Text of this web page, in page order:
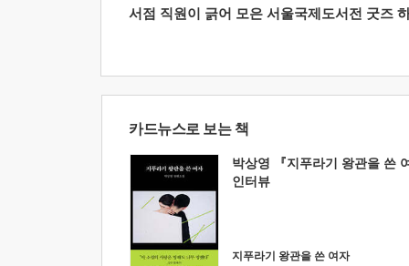
서점 직원이 긁어 모은 서울국제도서전 굿즈
카드뉴스로 보는 책
박상영 『지푸라기 왕관을 쓴
인터뷰
지푸라기 왕관을 쓴 여자